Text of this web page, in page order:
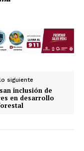
siguiente
inclusión de
en desarrollo